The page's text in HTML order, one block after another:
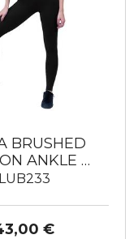
BRUSHED
ANKLE …
LUB233
€